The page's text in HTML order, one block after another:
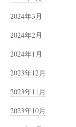
2024年3月
2024年2月
2024年1月
2023年12月
2023年11月
2023年10月